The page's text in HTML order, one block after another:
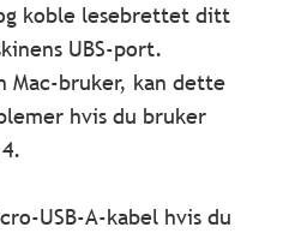
koble lesebrettet ditt
UBS-port.
Mac-bruker, kan dette
hvis du bruker
USB-A-kabel hvis du